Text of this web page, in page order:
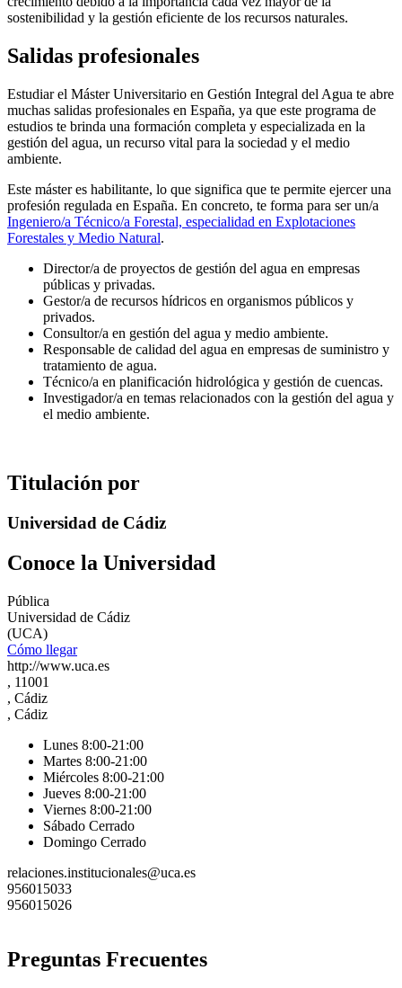
sostenibilidad y la gestión eficiente de los recursos naturales.
Salidas profesionales
Estudiar el Máster Universitario en Gestión Integral del Agua te abre
muchas salidas profesionales en España, ya que este programa de
estudios te brinda una formación completa y especializada en la
gestión del agua, un recurso vital para la sociedad y el medio
ambiente.
Este máster es habilitante, lo que significa que te permite ejercer una
profesión regulada en España. En concreto, te forma para ser un/a
Ingeniero/a Técnico/a Forestal, especialidad en Explotaciones
Forestales y Medio Natural.
Director/a de proyectos de gestión del agua en empresas
públicas y privadas.
Gestor/a de recursos hídricos en organismos públicos y
privados.
Consultor/a en gestión del agua y medio ambiente.
Responsable de calidad del agua en empresas de suministro y
tratamiento de agua.
Técnico/a en planificación hidrológica y gestión de cuencas.
Investigador/a en temas relacionados con la gestión del agua y
el medio ambiente.
Titulación por
Universidad de Cádiz
Conoce la Universidad
Pública
Universidad de Cádiz
(UCA)
Cómo llegar
http://www.uca.es
, 11001
, Cádiz
, Cádiz
Lunes 8:00-21:00
Martes 8:00-21:00
Miércoles 8:00-21:00
Jueves 8:00-21:00
Viernes 8:00-21:00
Sábado Cerrado
Domingo Cerrado
relaciones.institucionales@uca.es
956015033
956015026
Preguntas Frecuentes